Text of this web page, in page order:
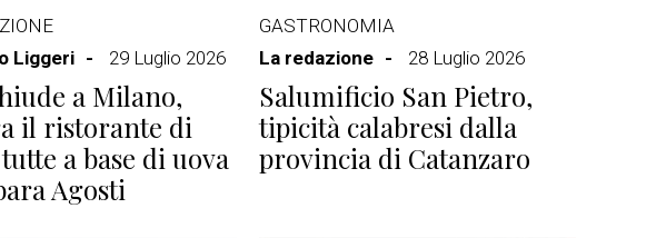
Liggeri
29 Luglio 2026
a Milano,
il ristorante di
a base di uova
Agosti
GASTRONOMIA
La redazione
28 Luglio 2026
Salumificio San Pietro,
tipicità calabresi dalla
provincia di Catanzaro